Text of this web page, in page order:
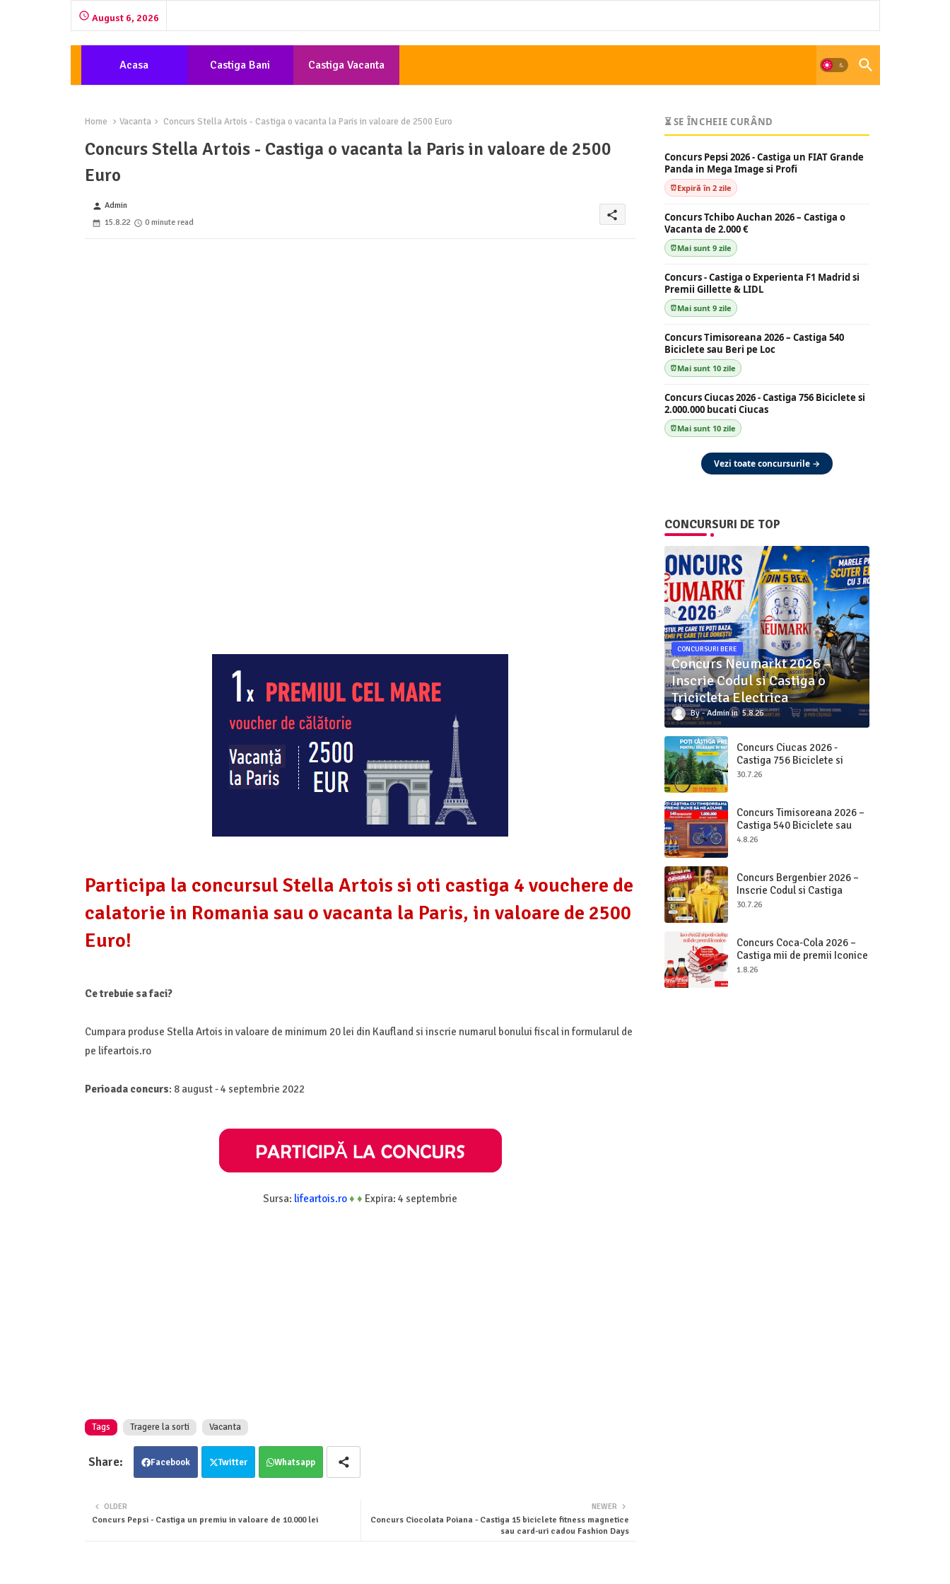
August 6, 2026
Acasa Castiga Bani Castiga Vacanta
Home Vacanta Concurs Stella Artois - Castiga o vacanta la Paris in valoare de 2500 Euro
Concurs Stella Artois - Castiga o vacanta la Paris in valoare de 2500
Euro
person Admin
15.8.22
0 minute read
share
Participa la concursul Stella Artois si oti castiga 4 vouchere de
calatorie in Romania sau o vacanta la Paris, in valoare de 2500
Euro!
Ce trebuie sa faci?
Cumpara produse Stella Artois in valoare de minimum 20 lei din Kaufland si inscrie numarul bonului fiscal in formularul de
pe lifeartois.ro
Perioada concurs: 8 august - 4 septembrie 2022
Sursa: lifeartois.ro♦ ♦ Expira: 4 septembrie
Tags Tragere la sorti Vacanta
Facebook Twitter Whatsapp
NEWER
Concurs Ciocolata Poiana - Castiga 15 biciclete fitness magnetice
sau card-uri cadou Fashion Days
OLDER
Concurs Pepsi - Castiga un premiu in valoare de 10.000 lei
⏳ SE ÎNCHEIE CURÂND
Concurs Pepsi 2026 - Castiga un FIAT Grande
Panda in Mega Image si Profi
Expiră în 2 zile
Concurs Tchibo Auchan 2026 – Castiga o
Vacanta de 2.000 €
Mai sunt 9 zile
Concurs - Castiga o Experienta F1 Madrid si
Premii Gillette & LIDL
Mai sunt 9 zile
Concurs Timisoreana 2026 – Castiga 540
Biciclete sau Beri pe Loc
Mai sunt 10 zile
Concurs Ciucas 2026 - Castiga 756 Biciclete si
2.000.000 bucati Ciucas
Mai sunt 10 zile
Vezi toate concursurile →
CONCURSURI DE TOP
CONCURSURI BERE
Concurs Neumarkt 2026 –
Inscrie Codul si Castiga o
Tricicleta Electrica
Admin 5.8.26
Concurs Ciucas 2026 -
Castiga 756 Biciclete si
2.000.000 bucati Ciucas
30.7.26
Concurs Timisoreana 2026 –
Castiga 540 Biciclete sau
Beri pe Loc
4.8.26
Concurs Bergenbier 2026 –
Inscrie Codul si Castiga
Premii Originale
30.7.26
Concurs Coca-Cola 2026 –
Castiga mii de premii Iconice
1.8.26